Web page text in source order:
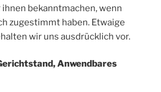
bekanntmachen, wenn
zugestimmt haben. Etwaige
wir uns ausdrücklich vor.
Anwendbares